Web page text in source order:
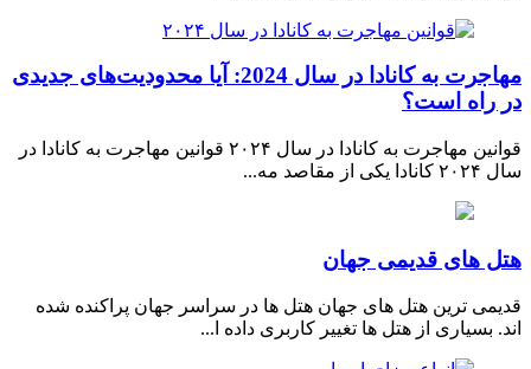
مهاجرت به کانادا در سال 2024: آیا محدودیت‌های جدیدی
راه است؟
قوانین مهاجرت به کانادا در سال ۲۰۲۴ قوانین مهاجرت به کانادا در
مه...
های قدیمی جهان
ترین هتل های جهان هتل ها در سراسر جهان پراکنده شده
بسیاری از هتل ها تغییر کاربری داده ا...